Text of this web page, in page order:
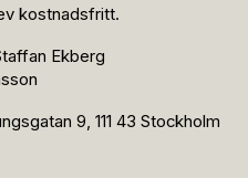
kostnadsfritt.
Ekberg
9, 111 43 Stockholm